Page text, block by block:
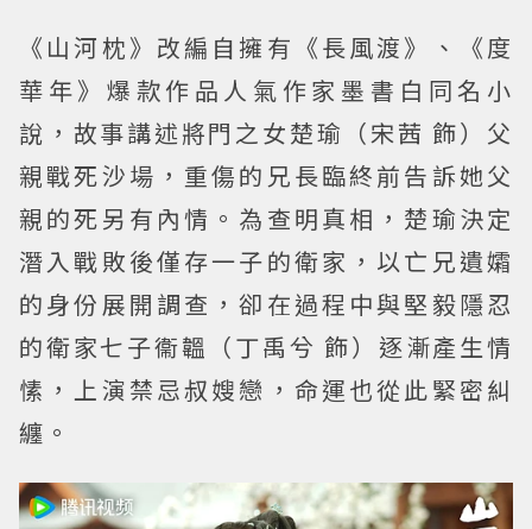
《山河枕》改編自擁有《長風渡》、《度
華年》爆款作品人氣作家墨書白同名小
說，故事講述將門之女楚瑜（宋茜 飾）父
親戰死沙場，重傷的兄長臨終前告訴她父
親的死另有內情。為查明真相，楚瑜決定
潛入戰敗後僅存一子的衛家，以亡兄遺孀
的身份展開調查，卻在過程中與堅毅隱忍
的衛家七子衞韞（丁禹兮 飾）逐漸產生情
愫，上演禁忌叔嫂戀，命運也從此緊密糾
纏。